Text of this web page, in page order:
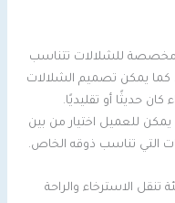
مخصصة للشلالات تتناسب
كما يمكن تصميم الشلالات
حديثًا أو تقليديًا.
للعميل اختيار من بين
التي تناسب ذوقه الخاص.
تنقل الاسترخاء والراحة